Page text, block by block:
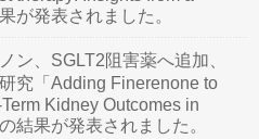
が発表されました。
ン、SGLT2阻害薬へ追加、
究「Adding Finerenone to
Kidney Outcomes in
結果が発表されました。